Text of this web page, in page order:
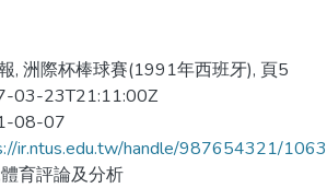
, 洲際杯棒球賽(1991年西班牙), 頁5
03-23T21:11:00Z
08-07
ir.ntus.edu.tw/handle/987654321/
育評論及分析